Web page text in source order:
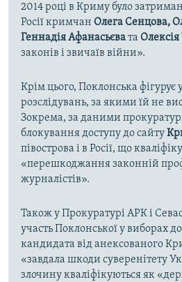
2014 році в Криму було
Росії кримчан Олега Сенцова,
Геннадія Афанасьєвата
законів і звичаїв війни».
Крім цього, Поклонська фігурує
розслідувань, за якими їй не
Зокрема, за даними
блокування доступу до сайту
півострова і в Росії, що
«перешкоджання законній
журналістів».
Також у Прокуратурі АРК і
участь Поклонської у виборах
кандидата від анексованого
«завдала шкоди суверенітету
злочину кваліфікуються як